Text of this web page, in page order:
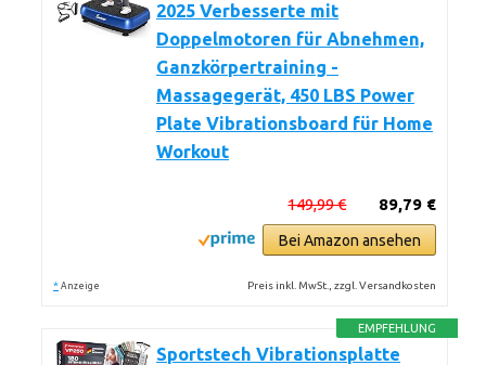
2025 Verbesserte mit
Doppelmotoren für Abnehmen,
Ganzkörpertraining -
Massagegerät, 450 LBS Power
Plate Vibrationsboard für Home
Workout
89,79 €
149,99 €
Bei Amazon ansehen
* Anzeige Preis inkl. MwSt., zzgl. Versandkosten
EMPFEHLUNG
Sportstech Vibrationsplatte